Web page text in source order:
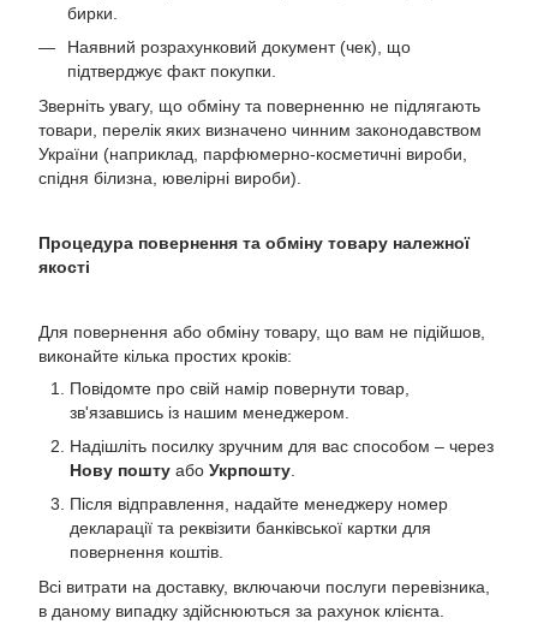
бирки.
Наявний розрахунковий документ (чек), що
підтверджує факт покупки.
Зверніть увагу, що обміну та поверненню не підлягають
товари, перелік яких визначено чинним законодавством
України (наприклад, парфюмерно-косметичні вироби,
спідня білизна, ювелірні вироби).
Процедура повернення та обміну товару належної
якості
Для повернення або обміну товару, що вам не підійшов,
виконайте кілька простих кроків:
Повідомте про свій намір повернути товар,
зв'язавшись із нашим менеджером.
Надішліть посилку зручним для вас способом – через
Нову пошту або Укрпошту
Після відправлення, надайте менеджеру номер
декларації та реквізити банківської картки для
повернення коштів.
Всі витрати на доставку, включаючи послуги перевізника,
в даному випадку здійснюються за рахунок клієнта.